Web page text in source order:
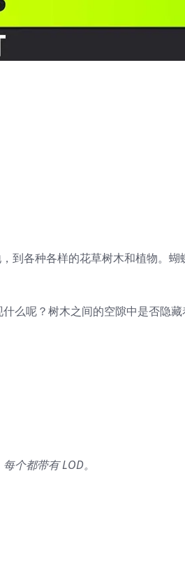
到各种各样的花草树木和植物。
么呢？树木之间的空隙中是否隐
每个都带有 LOD。